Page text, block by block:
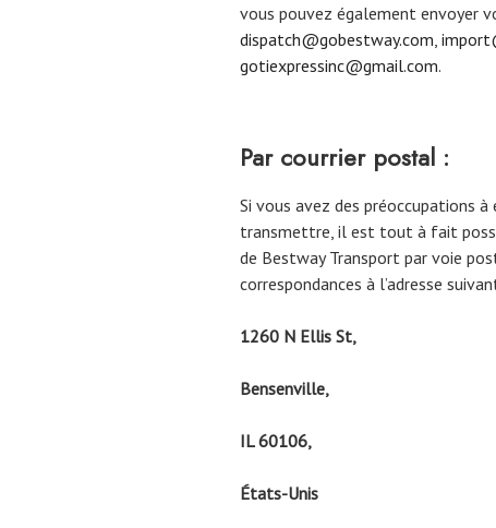
vous pouvez également envoyer
dispatch@gobestway.com,
gotiexpressinc@gmail.com.
Par courrier postal :
Si vous avez des préoccupations
transmettre, il est tout à fait
de Bestway Transport par voie
correspondances à l’adresse
1260 N Ellis St,
Bensenville,
IL 60106,
États-Unis